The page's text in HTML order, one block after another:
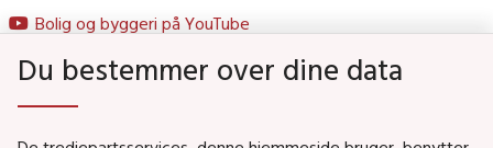
Bolig og byggeri på YouTube
Du bestemmer over dine data